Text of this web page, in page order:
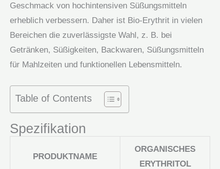
Geschmack von hochintensiven Süßungsmitteln
erheblich verbessern. Daher ist Bio-Erythrit in vielen
Bereichen die zuverlässigste Wahl, z. B. bei
Getränken, Süßigkeiten, Backwaren, Süßungsmitteln
für Mahlzeiten und funktionellen Lebensmitteln.
Table of Contents
Spezifikation
PRODUKTNAME
ORGANISCHES
ERYTHRITOL